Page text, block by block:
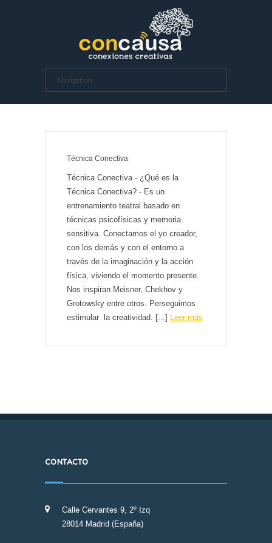
Técnica Conectiva
Técnica Conectiva - ¿Qué es la
Técnica Conectiva? - Es un
entrenamiento teatral basado en
técnicas psicofísicas y memoria
sensitiva. Conectamos el yo creador,
con los demás y con el entorno a
través de la imaginación y la acción
física, viviendo el momento presente.
Nos inspiran Meisner, Chekhov y
Grotowsky entre otros. Perseguimos
estimular la creatividad. [...] Leer más
CONTACTO
Calle Cervantes 9, 2º Izq
28014 Madrid (España)